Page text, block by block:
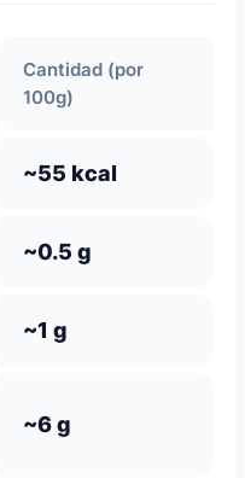
Cantidad (por
100g)
~55 kcal
~0.5 g
~1 g
~6 g